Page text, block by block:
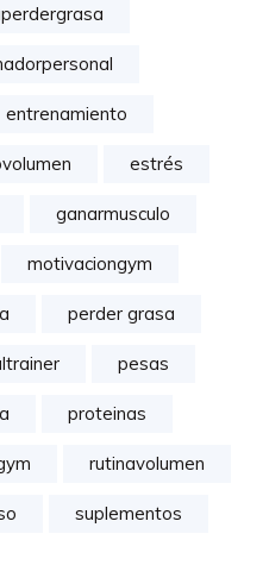
entrenamiento
estrés
ganarmusculo
motivaciongym
perder grasa
pesas
proteinas
rutinavolumen
suplementos